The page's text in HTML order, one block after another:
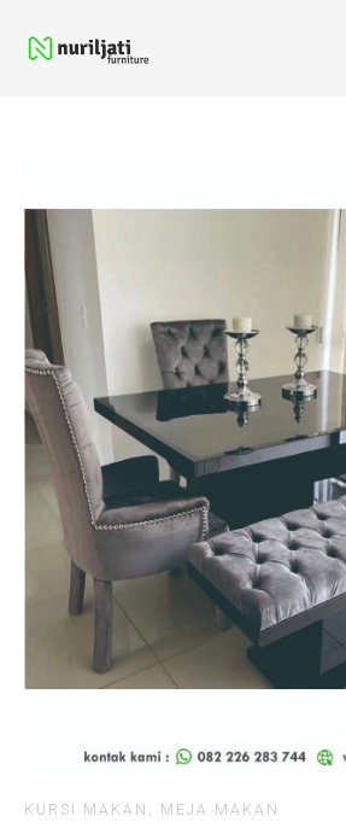
KURSI MAKAN MEJA MAKAN